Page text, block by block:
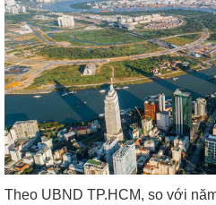
Theo UBND TP.HCM, so với